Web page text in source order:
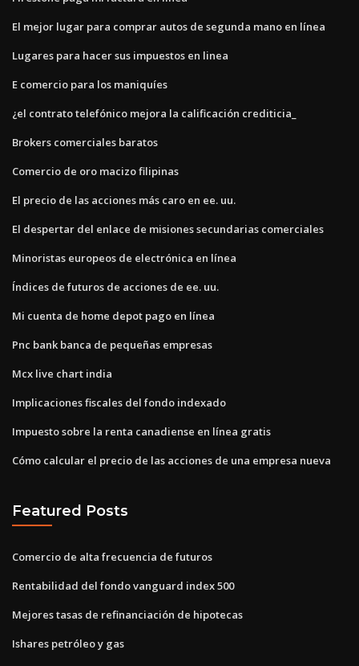
El mejor lugar para comprar autos de segunda mano en línea
Lugares para hacer sus impuestos en linea
E comercio para los maniquíes
¿el contrato telefónico mejora la calificación crediticia_
Brokers comerciales baratos
Comercio de oro macizo filipinas
El precio de las acciones más caro en ee. uu.
El despertar del enlace de misiones secundarias comerciales
Minoristas europeos de electrónica en línea
Índices de futuros de acciones de ee. uu.
Mi cuenta de home depot pago en línea
Pnc bank banca de pequeñas empresas
Mcx live chart india
Implicaciones fiscales del fondo indexado
Impuesto sobre la renta canadiense en línea gratis
Cómo calcular el precio de las acciones de una empresa nueva
Featured Posts
Comercio de alta frecuencia de futuros
Rentabilidad del fondo vanguard index 500
Mejores tasas de refinanciación de hipotecas
Ishares petróleo y gas